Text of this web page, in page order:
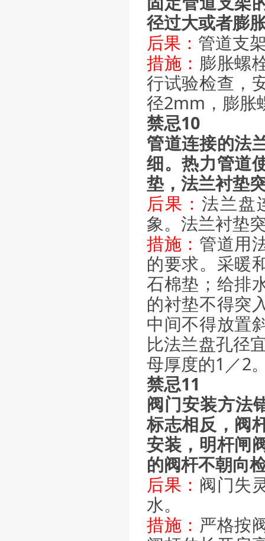
径过大或者膨
后果： 管道支
措施： 膨胀螺
行试验检查，
径2mm，膨胀
禁忌10
管道连接的法
细。热力管道
垫，法兰衬垫
后果：法兰盘
象。法兰衬垫
措施： 管道用
的要求。采暖
石棉垫；给排
的衬垫不得突
中间不得放置
比法兰盘孔径
母厚度的1／2
禁忌11
阀门安装方法
标志相反，阀
安装，明杆闸
的阀杆不朝向
后果： 阀门失
水。
措施： 严格按